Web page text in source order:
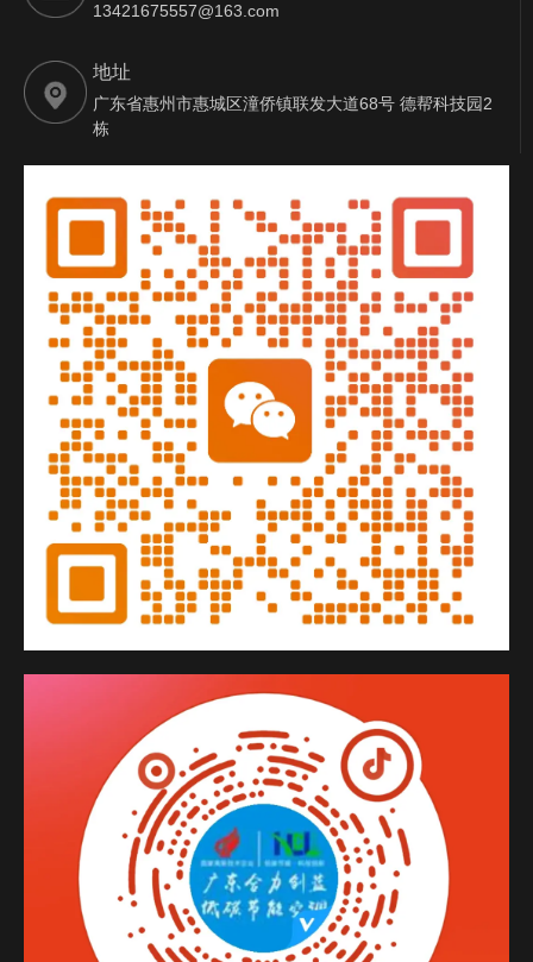
13421675557@163.com
地址
广东省惠州市惠城区潼侨镇联发大道68号 德帮科技园2
栋